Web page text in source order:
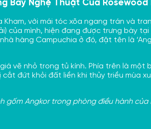
Bày Nghệ Thuật Của Rosewood
Kham, với mái tóc xõa ngang trán và
của mình, hiện đang được trưng bày
hàng Campuchia ở đó, đặt tên là
vẽ nhỏ trong tủ kính. Phía trên là một
đứt khỏi đất liền khi thủy triều mùa
Angkor trong phòng điều hành của